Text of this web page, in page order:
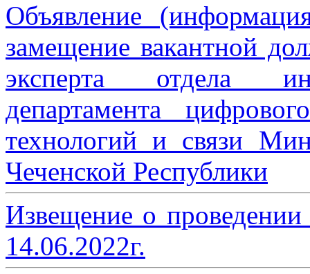
Объявление
замещение вакантной
эксперта отдела
департамента
технологий и связи
Чеченской Республики
Извещение о
14.06.2022г.